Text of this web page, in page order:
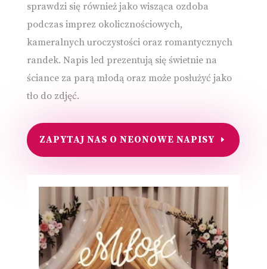
sprawdzi się również jako wisząca ozdoba
podczas imprez okolicznościowych,
kameralnych uroczystości oraz romantycznych
randek. Napis led prezentują się świetnie na
ściance za parą młodą oraz może posłużyć jako
tło do zdjęć.
ZAPYTAJ NAS O NEONOWE NAPISY